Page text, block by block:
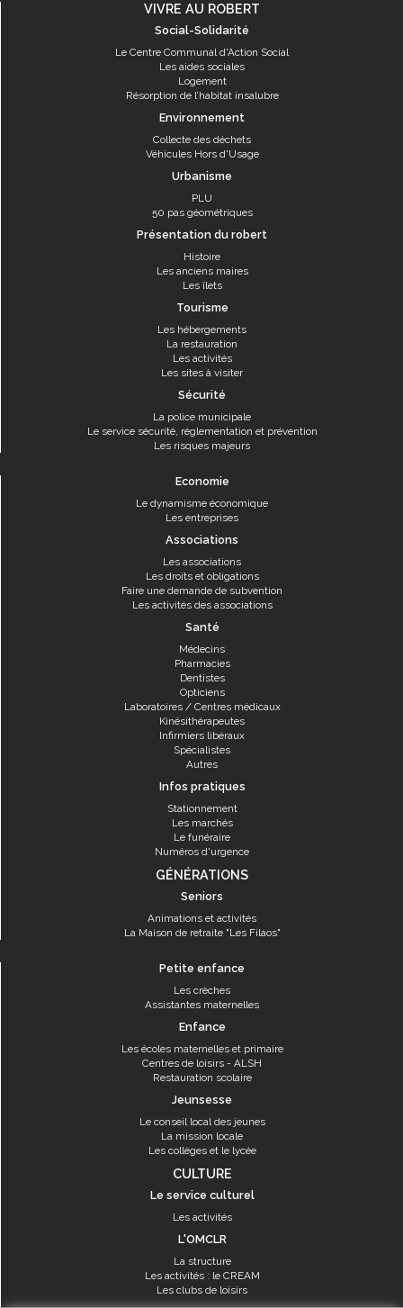
VIVRE AU ROBERT
Social-Solidarité
Le Centre Communal d'Action Social
Les aides sociales
Logement
Résorption de l’habitat insalubre
Environnement
Collecte des déchets
Véhicules Hors d'Usage
Urbanisme
PLU
50 pas géométriques
Présentation du robert
Histoire
Les anciens maires
Les îlets
Tourisme
Les hébergements
La restauration
Les activités
Les sites à visiter
Sécurité
La police municipale
Le service sécurité, réglementation et prévention
Les risques majeurs
Economie
Le dynamisme économique
Les entreprises
Associations
Les associations
Les droits et obligations
Faire une demande de subvention
Les activités des associations
Santé
Médecins
Pharmacies
Dentistes
Opticiens
Laboratoires / Centres médicaux
Kinésithérapeutes
Infirmiers libéraux
Spécialistes
Autres
Infos pratiques
Stationnement
Les marchés
Le funéraire
Numéros d'urgence
GÉNÉRATIONS
Seniors
Animations et activités
La Maison de retraite "Les Filaos"
Petite enfance
Les crèches
Assistantes maternelles
Enfance
Les écoles maternelles et primaire
Centres de loisirs - ALSH
Restauration scolaire
Jeunsesse
Le conseil local des jeunes
La mission locale
Les collèges et le lycée
CULTURE
Le service culturel
Les activités
L'OMCLR
La structure
Les activités : le CREAM
Les clubs de loisirs